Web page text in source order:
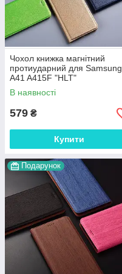
Чохол книжка магнітний
протиударний для Samsung
A41 A415F "HLT"
В наявності
579 ₴
Купити
Подарунок